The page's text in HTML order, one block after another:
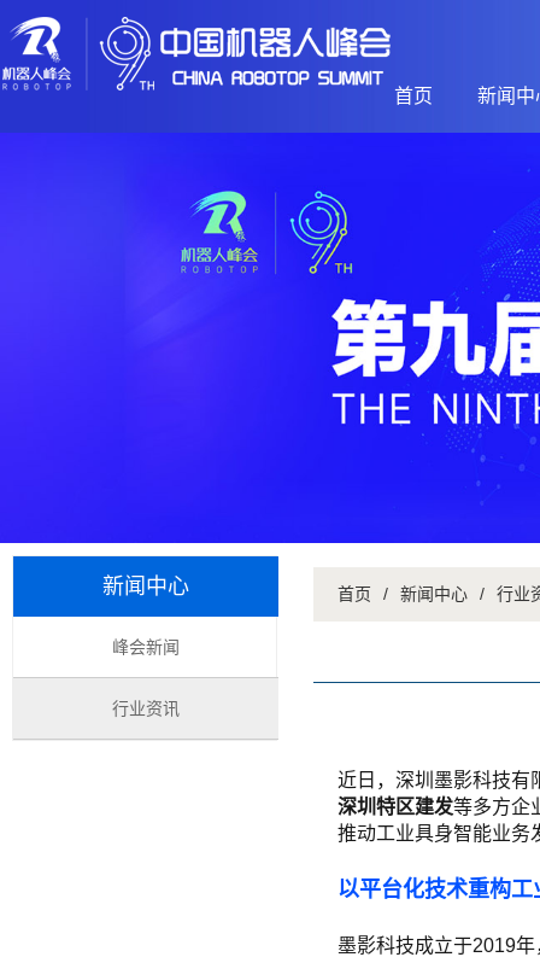
首页 新闻中
新闻中心
峰会新闻
行业资讯
首页 / 新闻中心 / 行业
近日，深圳墨影科技有
深圳特区建发等多方企
推动工业具身智能业务
以平台化技术重构
墨影科技成立于2019